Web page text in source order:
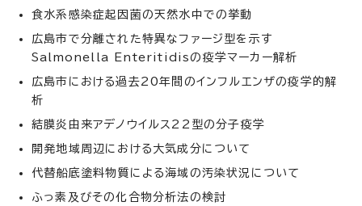
食水系感染症起因菌の天然水中での挙動
広島市で分離された特異なファージ型を示す
Salmonella Enteritidisの疫学マーカー解析
広島市における過去20年間のインフルエンザの疫学的解
析
結膜炎由来アデノウイルス22型の分子疫学
開発地域周辺における大気成分について
代替船底塗料物質による海域の汚染状況について
ふっ素及びその化合物分析法の検討